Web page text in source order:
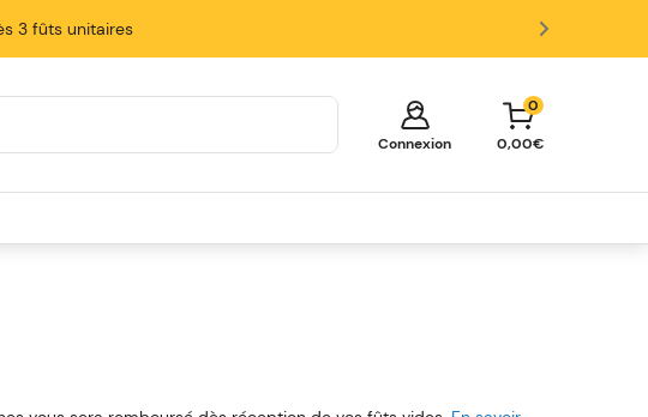
3 fûts unitaires
Connexion
0
0,00€
Votre panier est vide!